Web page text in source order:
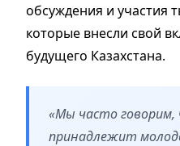
обсуждения и участия
которые внесли свой
будущего Казахстана.
«Мы часто говорим,
принадлежит